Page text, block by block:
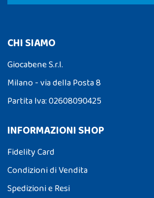
CHI SIAMO
Giocabene S.r.l.
Milano - via della Posta 8
Partita Iva: 02608090425
INFORMAZIONI SHOP
Fidelity Card
Condizioni di Vendita
Spedizioni e Resi